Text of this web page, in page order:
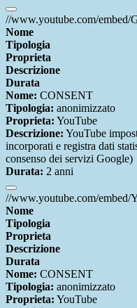
//www.youtube.com/
Nome
Tipologia
Proprieta
Descrizione
Durata
Nome: CONSENT
Tipologia: anonimizzato
Proprieta: YouTube
Descrizione: YouTube
incorporati e registra dati
consenso dei servizi Google)
Durata: 2 anni
//www.youtube.com/
Nome
Tipologia
Proprieta
Descrizione
Durata
Nome: CONSENT
Tipologia: anonimizzato
Proprieta: YouTube